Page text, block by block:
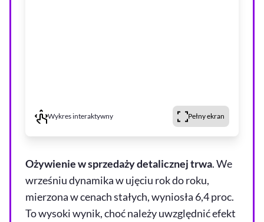
Wykres interaktywny Pełny ekran
Ożywienie w sprzedaży detalicznej trwa. We
wrześniu dynamika w ujęciu rok do roku,
mierzona w cenach stałych, wyniosła 6,4 proc.
To wysoki wynik, choć należy uwzględnić efekt